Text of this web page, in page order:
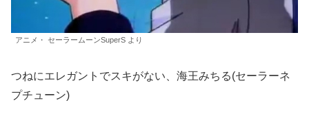
アニメ・ セーラームーンSuperS より
つねにエレガントでスキがない、海王みちる(セーラーネ
プチューン)